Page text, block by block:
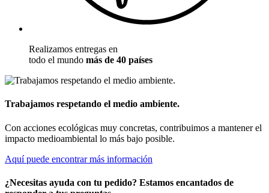
Realizamos entregas en
todo el mundo más de 40 países
Trabajamos respetando el medio ambiente.
Con acciones ecológicas muy concretas, contribuimos a mantener el
impacto medioambiental lo más bajo posible.
Aquí puede encontrar más información
¿Necesitas ayuda con tu pedido? Estamos encantados de